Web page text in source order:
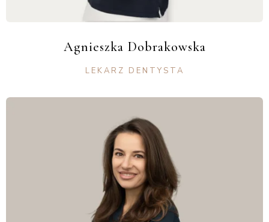
Agnieszka Dobrakowska
LEKARZ DENTYSTA